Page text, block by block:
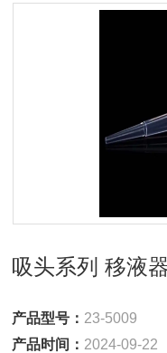
吸头系列 移液
产品型号： 23-5009
产品时间： 2024-09-22